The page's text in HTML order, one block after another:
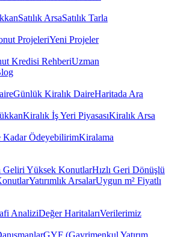
Satılık ArsaSatılık Tarla
ProjeleriYeni Projeler
Kredisi RehberiUzman
Günlük Kiralık DaireHaritada Ara
Kiralık İş Yeri PiyasasıKiralık Arsa
Kadar ÖdeyebilirimKiralama
Geliri Yüksek KonutlarHızlı Geri Dönüşlü
Yatırımlık ArsalarUygun m² Fiyatlı
AnaliziDeğer HaritalarıVerilerimiz
GYF (Gayrimenkul Yatırım